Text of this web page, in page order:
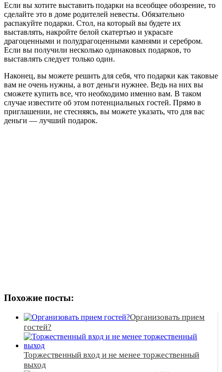
Если вы хотите выставить подарки на всеобщее обозрение, то
сделайте это в доме родителей невесты. Обязательно
распакуйте подарки. Стол, на который вы будете их
выставлять, накройте белой скатертью и украсьте
драгоценными и полудрагоценными камнями и серебром.
Если вы получили несколько одинаковых подарков, то
выставлять следует только один.
Наконец, вы можете решить для себя, что подарки как таковые
вам не очень нужны, а вот деньги нужнее. Ведь на них вы
сможете купить все, что необходимо именно вам. В таком
случае известите об этом потенциальных гостей. Прямо в
приглашении, не стесняясь, вы можете указать, что для вас
деньги — лучший подарок.
Похожие посты:
Организовать прием
гостей?
Торжественный вход и не менее торжественный
выход